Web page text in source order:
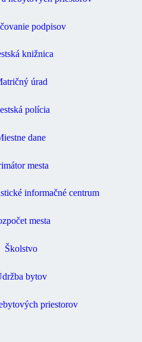
podpisov
knižnica
úrad
polícia
dane
mesta
informačné centrum
mesta
Školstvo
bytov
priestorov